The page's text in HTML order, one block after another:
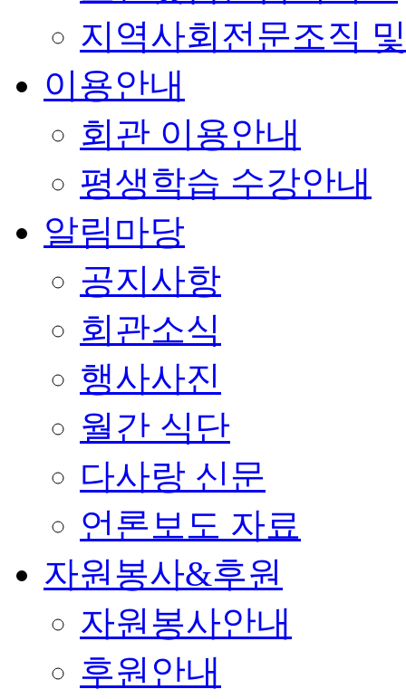
지역사회전문조직
이용안내
회관 이용안내
평생학습 수강안내
알림마당
공지사항
회관소식
행사사진
월간 식단
다사랑 신문
언론보도 자료
자원봉사&후원
자원봉사안내
후원안내